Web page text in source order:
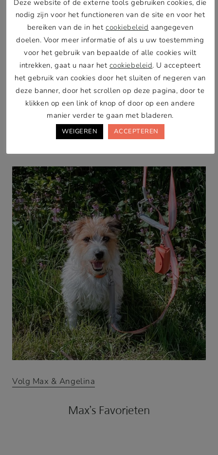
ik altijd om moet lachen. Max is een echte
wijsneus die overal bij wil zijn en hoe meer
mensen hoe gezelliger. Als het huis vol zit, of
tijdens een weekendje weg dan gaat hij zijn
behoeftes doen en wil hij direct weer terug naar
huis. Doodsbenauwd dat hij wat mist of dat
iedereen opeens weg is. Maar ook wanneer we
op de fiets gaan, Max zit dan in het mandje
voorop, en als we met meerdere mensen fietsen
dan moet wij voorop anders raakt hij helemaal in
Volg Max & Angelina
Max’s Favorieten
Deze website of de externe tools gebruiken cookies, die
nodig zijn voor het functioneren van de site en voor het
bereiken van de in het cookiebeleid aangegeven
doelen. Voor meer informatie of als u uw toestemming
voor het gebruik van bepaalde of alle cookies wilt
intrekken, gaat u naar het cookiebeleid. U accepteert
het gebruik van cookies door het sluiten of negeren van
deze banner, door het scrollen op deze pagina, door te
klikken op een link of knop of door op een andere
manier verder te gaan met bladeren.
WEIGEREN ACCEPTEREN